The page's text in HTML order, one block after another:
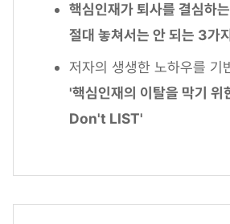
핵심인재가 퇴사를 결심하
절대 놓쳐서는 안 되는 3가
저자의 생생한 노하우를 기
'핵심인재의 이탈을 막기
Don't LIST'